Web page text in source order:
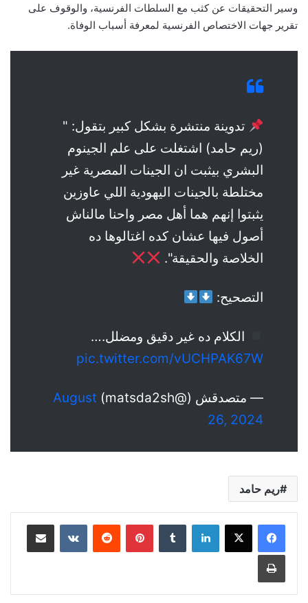
وسير التحقيقات عن كثب مع السلطات الفرنسية، والوقوف على
تقرير جهات الاختصاص الفرنسية لمعرفة أسباب الوفاة.
تدوينة منتشرة بشكل كبير بتقول: "
(ريم حامد) اشتغلت على علم الجينوم
البشري بيثبت ان الجينات المصرية غير
مختلطة بالجينات اليهودية اللي عاوزين
يثبتوا إنهم هما أهل مصر واحنا مالناش
أصول فيها عشان كده اغتالوها ده
الخلاصة والحقيقة".
التصحيح:
الكلام ده غير دقيق ومضلل.…
pic.twitter.com/vUCHPAK67W
— متصدقش (@matsda2sh)
August
26, 2024
ريم حامد
لينكدإن بينتيريست